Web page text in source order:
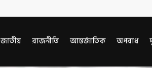
জাতীয় রাজনীতি আন্তর্জাতিক অপরাধ